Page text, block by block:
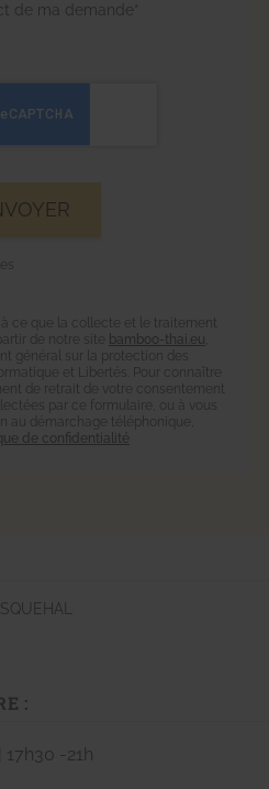
de ma demande*
à ce que la collecte et le traitement
de notre site
bamboo-thai.eu
général sur la protection des
et Libertés. Pour connaître
de retrait de votre consentement
par ce formulaire, ou à vous
au démarchage téléphonique,
de confidentialité
:
17h30 -21h